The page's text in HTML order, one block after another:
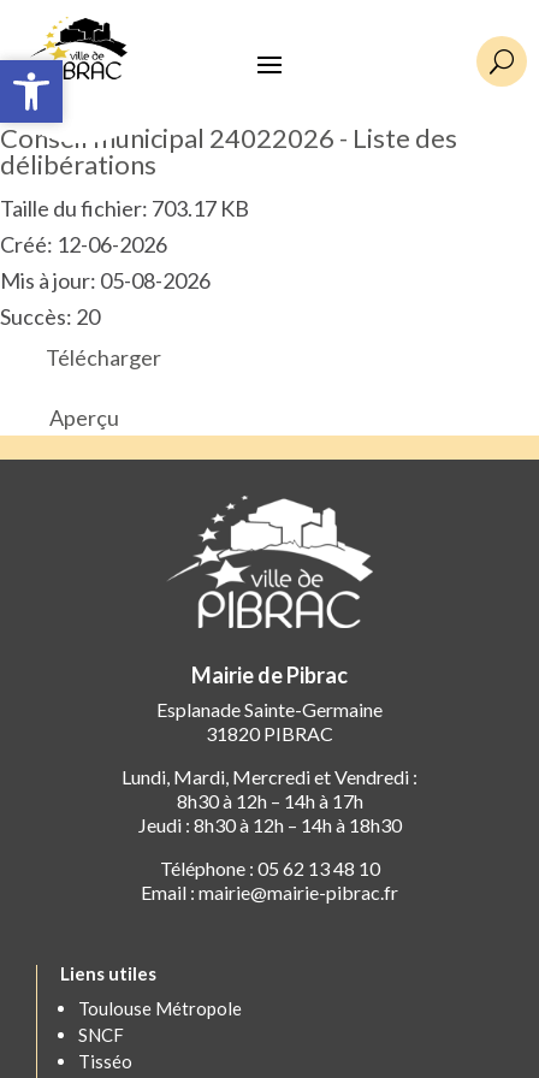
Ouvrir la barre d’outils U
Conseil municipal 24022026 - Liste des
délibérations
Taille du fichier: 703.17 KB
Créé: 12-06-2026
Mis à jour: 05-08-2026
Succès: 20
Télécharger
Aperçu
Mairie de Pibrac
Esplanade Sainte-Germaine
31820 PIBRAC
Lundi, Mardi, Mercredi et Vendredi :
8h30 à 12h – 14h à 17h
Jeudi : 8h30 à 12h – 14h à 18h30
Téléphone : 05 62 13 48 10
Email : mairie@mairie-pibrac.fr
Liens utiles
Toulouse Métropole
SNCF
Tisséo
Ouvrir la barre d’outils